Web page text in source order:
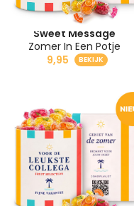
Sweet Message
Zomer In Een Potje
9,95